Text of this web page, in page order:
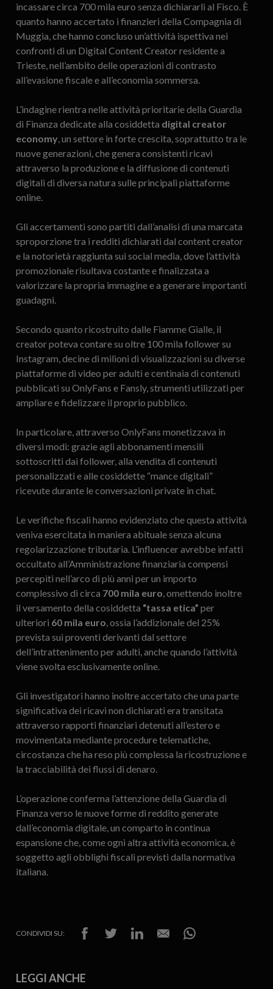
incassare circa 700 mila euro senza dichiararli al Fisco. È
quanto hanno accertato i finanzieri della Compagnia di
Muggia, che hanno concluso un’attività ispettiva nei
confronti di un Digital Content Creator residente a
Trieste, nell’ambito delle operazioni di contrasto
all’evasione fiscale e all’economia sommersa.
L’indagine rientra nelle attività prioritarie della Guardia
di Finanza dedicate alla cosiddetta digital creator
economy, un settore in forte crescita, soprattutto tra le
nuove generazioni, che genera consistenti ricavi
attraverso la produzione e la diffusione di contenuti
digitali di diversa natura sulle principali piattaforme
online.
Gli accertamenti sono partiti dall’analisi di una marcata
sproporzione tra i redditi dichiarati dal content creator
e la notorietà raggiunta sui social media, dove l’attività
promozionale risultava costante e finalizzata a
valorizzare la propria immagine e a generare importanti
guadagni.
Secondo quanto ricostruito dalle Fiamme Gialle, il
creator poteva contare su oltre 100 mila follower su
Instagram, decine di milioni di visualizzazioni su diverse
piattaforme di video per adulti e centinaia di contenuti
pubblicati su OnlyFans e Fansly, strumenti utilizzati per
ampliare e fidelizzare il proprio pubblico.
In particolare, attraverso OnlyFans monetizzava in
diversi modi: grazie agli abbonamenti mensili
sottoscritti dai follower, alla vendita di contenuti
personalizzati e alle cosiddette “mance digitali”
ricevute durante le conversazioni private in chat.
Le verifiche fiscali hanno evidenziato che questa attività
veniva esercitata in maniera abituale senza alcuna
regolarizzazione tributaria. L’influencer avrebbe infatti
occultato all’Amministrazione finanziaria compensi
percepiti nell’arco di più anni per un importo
complessivo di circa 700 mila euro, omettendo inoltre
il versamento della cosiddetta “tassa etica” per
ulteriori 60 mila euro, ossia l’addizionale del 25%
prevista sui proventi derivanti dal settore
dell’intrattenimento per adulti, anche quando l’attività
viene svolta esclusivamente online.
Gli investigatori hanno inoltre accertato che una parte
significativa dei ricavi non dichiarati era transitata
attraverso rapporti finanziari detenuti all’estero e
movimentata mediante procedure telematiche,
circostanza che ha reso più complessa la ricostruzione e
la tracciabilità dei flussi di denaro.
L’operazione conferma l’attenzione della Guardia di
Finanza verso le nuove forme di reddito generate
dall’economia digitale, un comparto in continua
espansione che, come ogni altra attività economica, è
soggetto agli obblighi fiscali previsti dalla normativa
italiana.
CONDIVIDI SU:
LEGGI ANCHE